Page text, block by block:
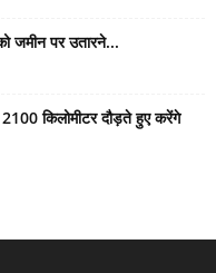
जमीन पर उतारने...
2100 किलोमीटर दौड़ते हुए करेंगे